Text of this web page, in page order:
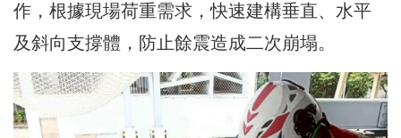
作，根據現場荷重需求，快速建構垂直、水平
及斜向支撐體，防止餘震造成二次崩塌。